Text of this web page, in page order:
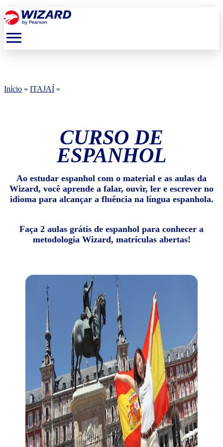
menu
Início » ITAJAÍ »
CURSO DE
ESPANHOL
Ao estudar espanhol com o material e as aulas da
Wizard, você aprende a falar, ouvir, ler e escrever no
idioma para alcançar a fluência na língua espanhola.
Faça 2 aulas grátis de espanhol para conhecer a
metodologia Wizard, matrículas abertas!